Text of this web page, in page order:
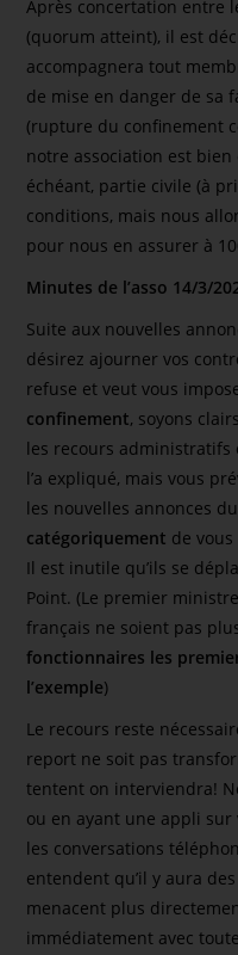
Après concertation entre
(quorum atteint), il est
accompagnera tout
de mise en danger de sa
(rupture du confinement
notre association est
échéant, partie civile (à
conditions, mais nous
pour nous en assurer à
Minutes de l’asso 14/3/
Suite aux nouvelles
désirez ajourner vos
refuse et veut vous
confinement, soyons
les recours administratifs
l’a expliqué, mais vous
les nouvelles annonces
catégoriquement de
Il est inutile qu’ils se
Point. (Le premier
français ne soient pas
fonctionnaires les
l’exemple)
Le recours reste
report ne soit pas
tentent on interviendra!
ou en ayant une appli sur
les conversations
entendent qu’il y aura
menacent plus
immédiatement avec